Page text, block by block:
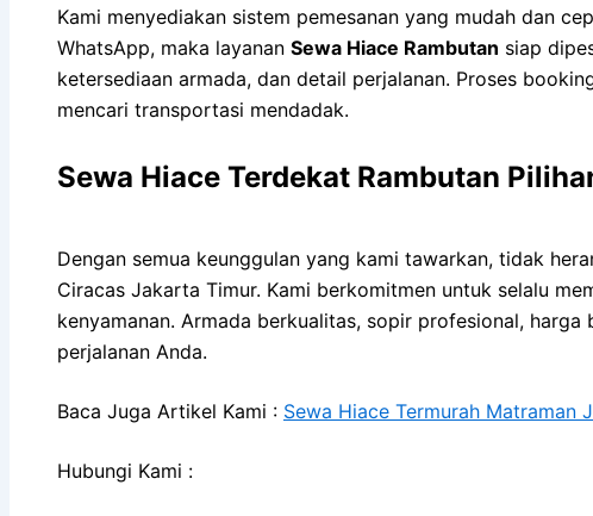
Kami menyediakan sistem pemesanan yang mudah dan
WhatsApp, maka layanan Sewa Hiace Rambutan siap
ketersediaan armada, dan detail perjalanan. Proses
mencari transportasi mendadak.
Sewa Hiace Terdekat Rambutan
Dengan semua keunggulan yang kami tawarkan, tidak
Ciracas Jakarta Timur. Kami berkomitmen untuk selalu
kenyamanan. Armada berkualitas, sopir profesional,
perjalanan Anda.
Baca Juga Artikel Kami : Sewa Hiace Termurah Matraman
Hubungi Kami :